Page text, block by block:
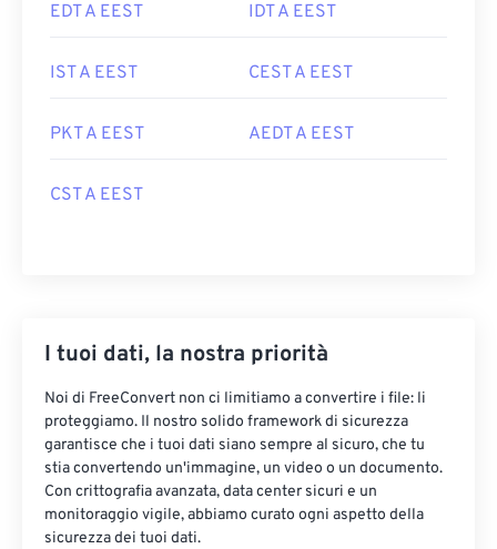
EDT A EEST IDT A EEST
IST A EEST CEST A EEST
PKT A EEST AEDT A EEST
CST A EEST
I tuoi dati, la nostra priorità
Noi di FreeConvert non ci limitiamo a convertire i file: li
proteggiamo. Il nostro solido framework di sicurezza
garantisce che i tuoi dati siano sempre al sicuro, che tu
stia convertendo un'immagine, un video o un documento.
Con crittografia avanzata, data center sicuri e un
monitoraggio vigile, abbiamo curato ogni aspetto della
sicurezza dei tuoi dati.